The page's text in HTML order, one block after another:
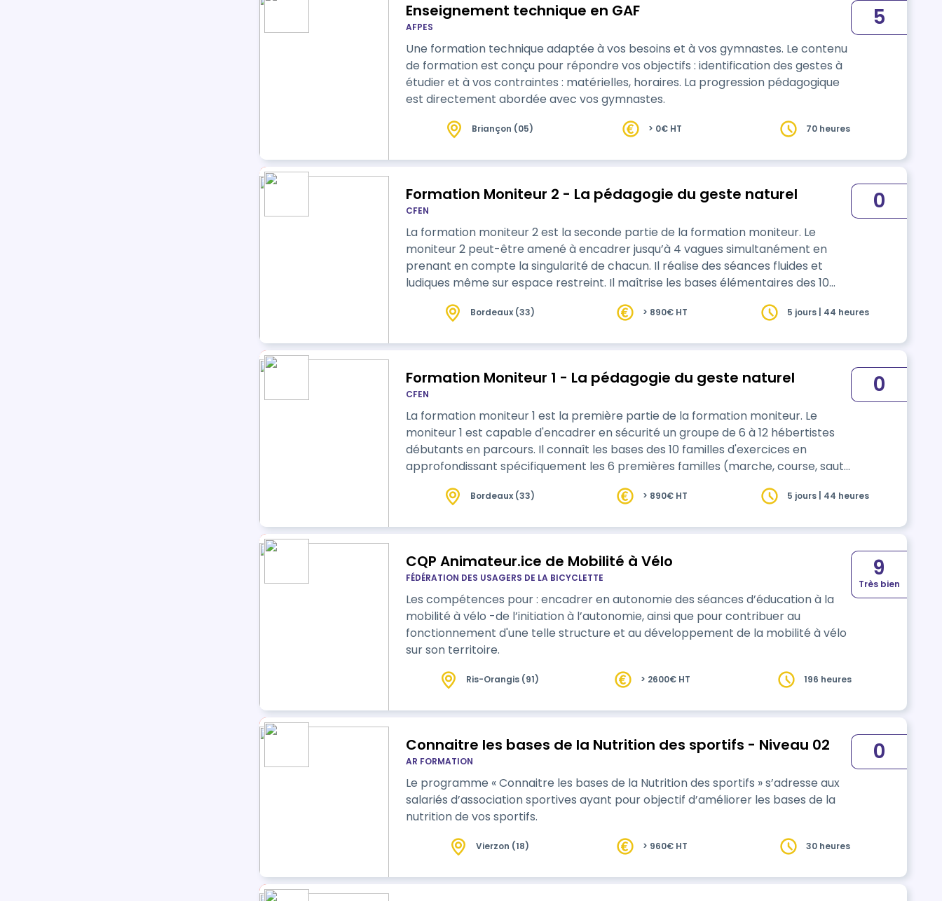
Enseignement technique en GAF
AFPES
Une formation technique adaptée à vos besoins et à vos gymnastes. Le contenu
de formation est conçu pour répondre vos objectifs : identification des gestes à
étudier et à vos contraintes : matérielles, horaires. La progression pédagogique
est directement abordée avec vos gymnastes.
5
Briançon (05) > 0€ HT 70 heures
Formation Moniteur 2 - La pédagogie du geste naturel
CFEN
La formation moniteur 2 est la seconde partie de la formation moniteur. Le
moniteur 2 peut-être amené à encadrer jusqu’à 4 vagues simultanément en
prenant en compte la singularité de chacun. Il réalise des séances fluides et
ludiques même sur espace restreint. Il maîtrise les bases élémentaires des 10
pédagogiques. Il s’appuie sur les sciences pour comprendre et mettre en œuvre
0
Bordeaux (33) > 890€ HT 5 jours | 44 heures
Formation Moniteur 1 - La pédagogie du geste naturel
CFEN
La formation moniteur 1 est la première partie de la formation moniteur. Le
moniteur 1 est capable d'encadrer en sécurité un groupe de 6 à 12 hébertistes
débutants en parcours. Il connaît les bases des 10 familles d'exercices en
approfondissant spécifiquement les 6 premières familles (marche, course, saut,
0
Bordeaux (33) > 890€ HT 5 jours | 44 heures
CQP Animateur.ice de Mobilité à Vélo
FÉDÉRATION DES USAGERS DE LA BICYCLETTE
Les compétences pour : encadrer en autonomie des séances d’éducation à la
mobilité à vélo -de l’initiation à l’autonomie, ainsi que pour contribuer au
fonctionnement d'une telle structure et au développement de la mobilité à vélo
sur son territoire.
9
Très bien
Ris-Orangis (91) > 2600€ HT 196 heures
Connaitre les bases de la Nutrition des sportifs - Niveau 02
AR FORMATION
Le programme « Connaitre les bases de la Nutrition des sportifs » s’adresse aux
salariés d’association sportives ayant pour objectif d’améliorer les bases de la
nutrition de vos sportifs.
0
Vierzon (18) > 960€ HT 30 heures